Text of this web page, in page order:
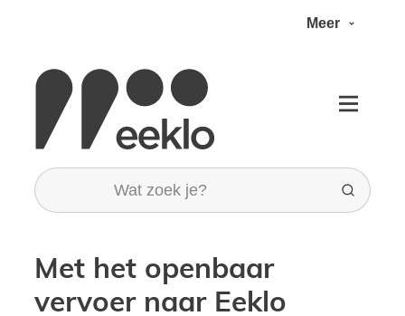
Meer
Toerisme stad Eeklo
Wat zoek je?
Zoeken
Menu
Met het openbaar
vervoer naar Eeklo